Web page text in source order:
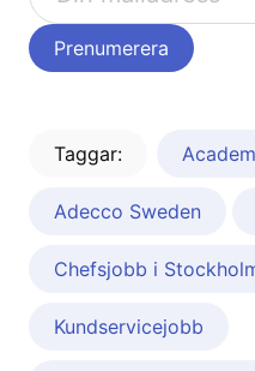
Taggar:
Adecco Sweden
Chefsjobb i
Kundservicejobb